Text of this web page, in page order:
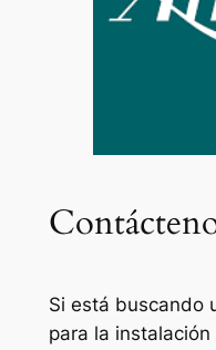
Si está buscando
para la